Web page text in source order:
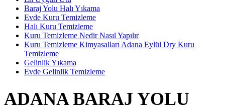
Baraj Yolu Halı Yıkama
Evde Kuru Temizleme
Halı Kuru Temizleme
Kuru Temizleme Nedir Nasıl Yapılır
Kuru Temizleme Kimyasalları Adana Eylül Dry Kuru
Temizleme
Gelinlik Yıkama
Evde Gelinlik Temizleme
ADANA BARAJ YOLU